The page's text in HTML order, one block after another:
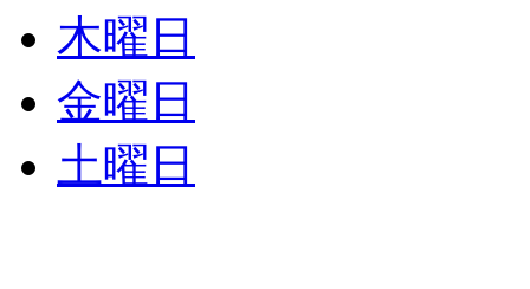
木曜日
金曜日
土曜日